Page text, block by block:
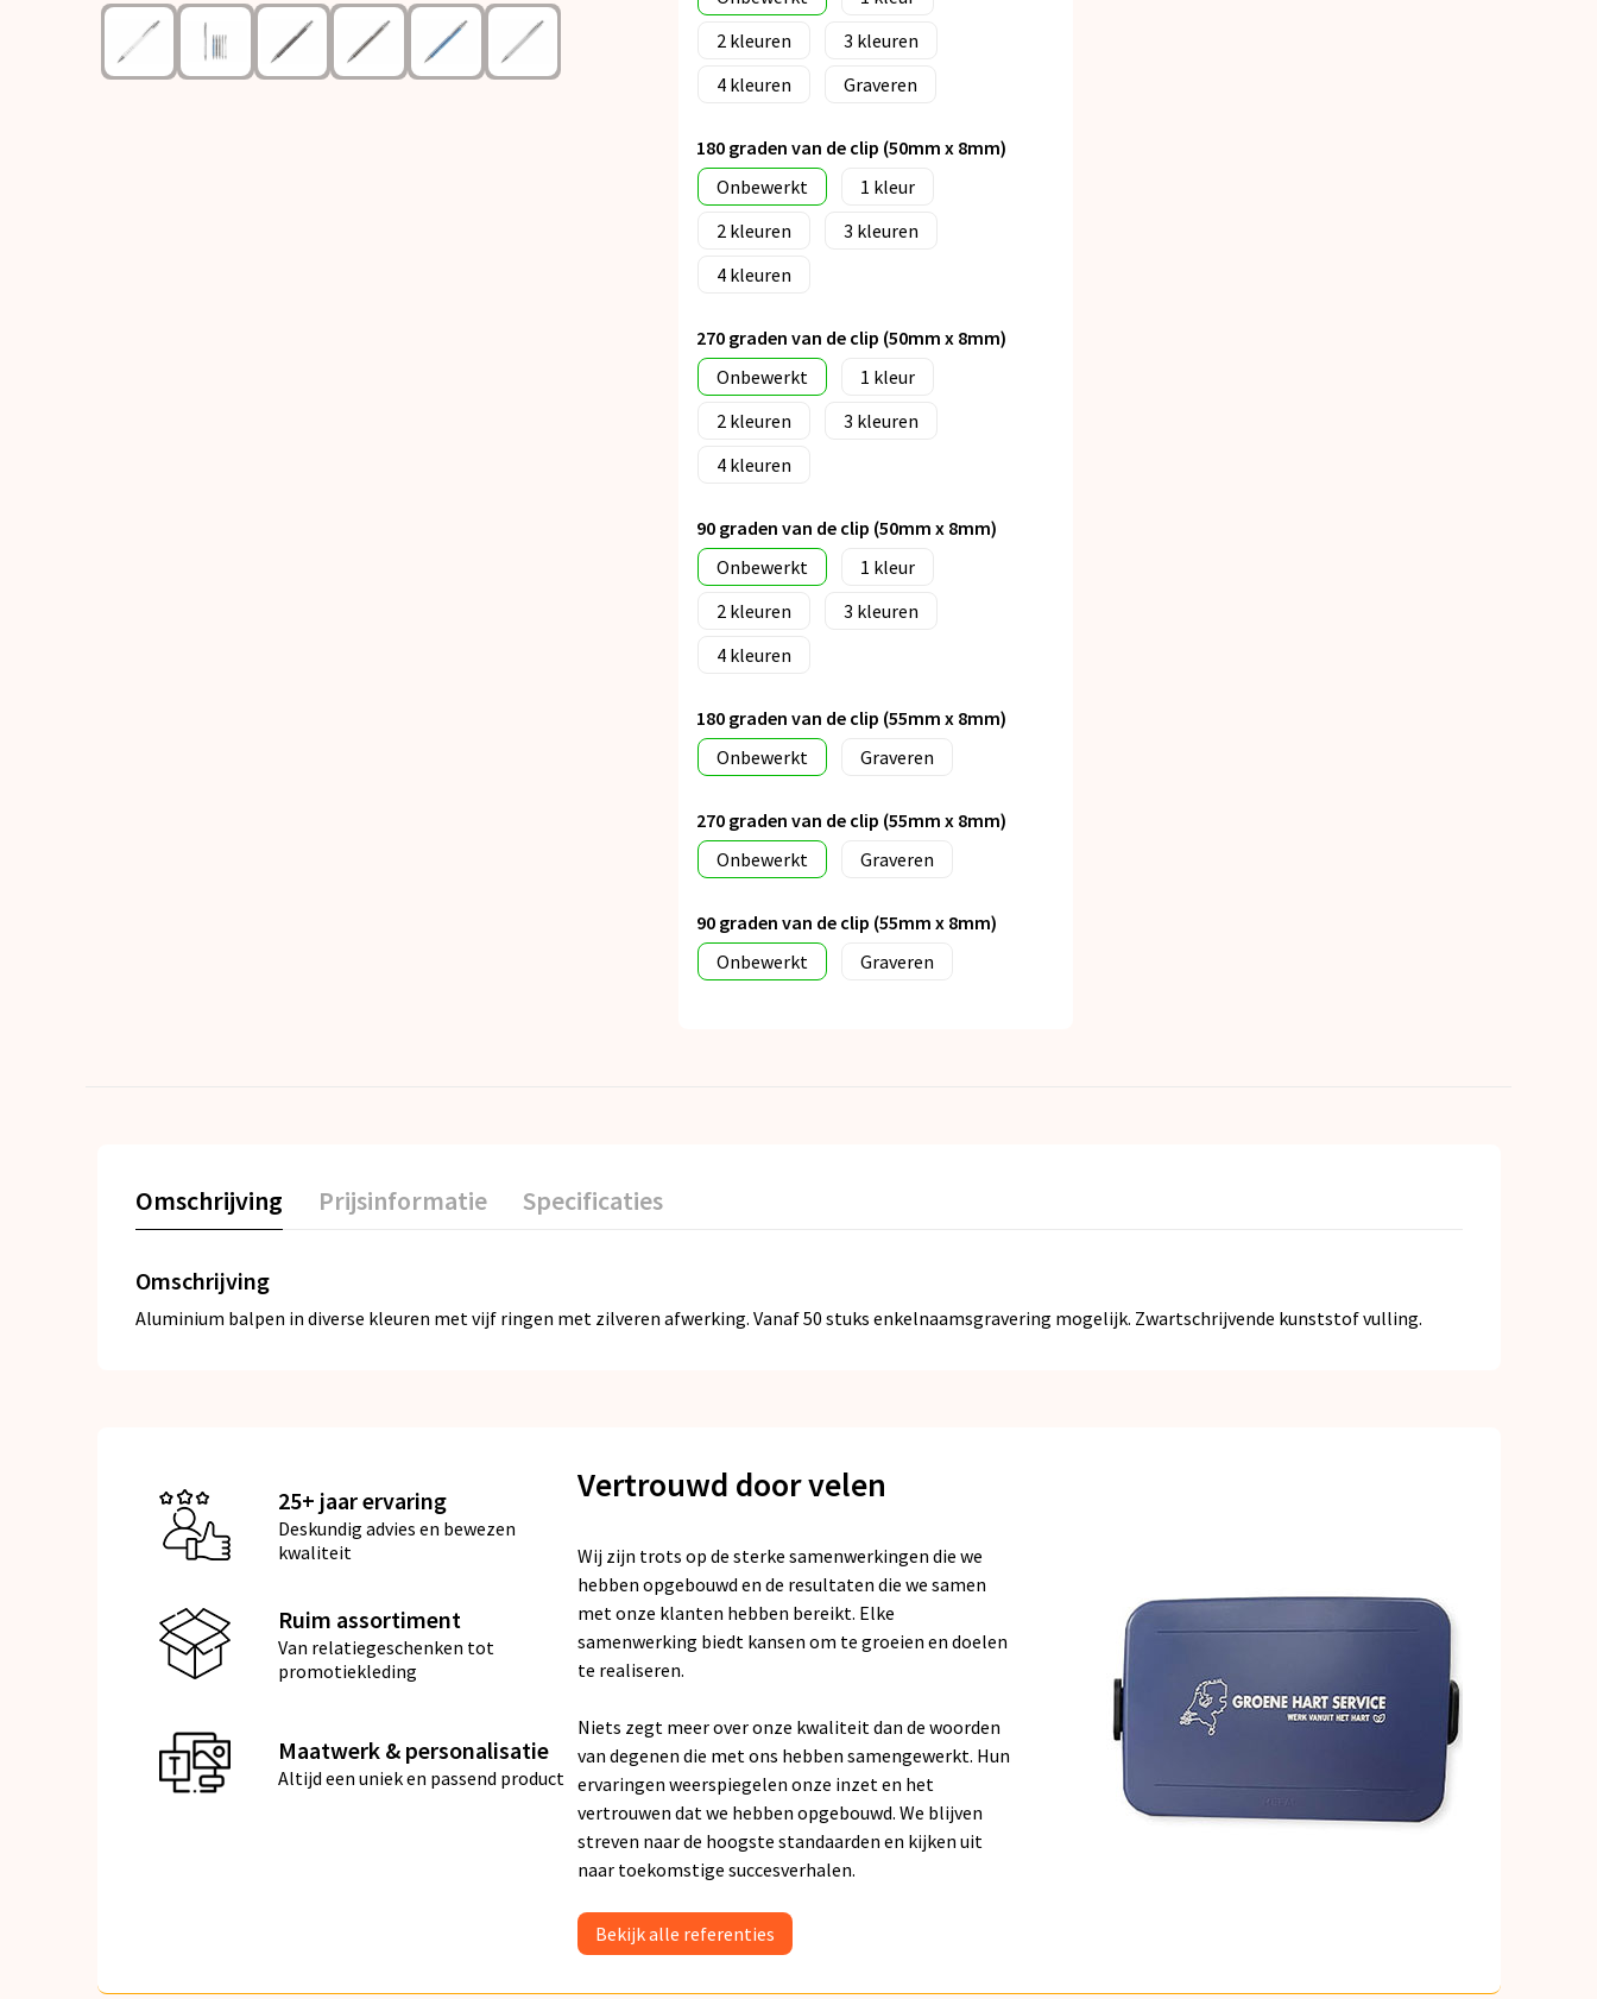
2
3
4
Graveren
180 graden van de clip (50mm x 8mm)
Onbewerkt
1
2
3
4
270 graden van de clip (50mm x 8mm)
Onbewerkt
1
2
3
4
90 graden van de clip (50mm x 8mm)
Onbewerkt
1
2
3
4
180 graden van de clip (55mm x 8mm)
Onbewerkt
Graveren
270 graden van de clip (55mm x 8mm)
Onbewerkt
Graveren
90 graden van de clip (55mm x 8mm)
Onbewerkt
Graveren
Omschrijving Prijsinformatie Specificaties
Omschrijving
Aluminium balpen in diverse kleuren met vijf ringen met zilveren afwerking. Vanaf 50 stuks enkelnaamsgravering mogelijk. Zwartschrijvende kunststof vulling.
25+ jaar ervaring
Deskundig advies en bewezen
kwaliteit
Ruim assortiment
Van relatiegeschenken tot
promotiekleding
Maatwerk & personalisatie
Altijd een uniek en passend product
Vertrouwd door velen
Wij zijn trots op de sterke samenwerkingen die we
hebben opgebouwd en de resultaten die we samen
met onze klanten hebben bereikt. Elke
samenwerking biedt kansen om te groeien en doelen
te realiseren.
Niets zegt meer over onze kwaliteit dan de woorden
van degenen die met ons hebben samengewerkt. Hun
ervaringen weerspiegelen onze inzet en het
vertrouwen dat we hebben opgebouwd. We blijven
streven naar de hoogste standaarden en kijken uit
naar toekomstige succesverhalen.
Bekijk alle referenties